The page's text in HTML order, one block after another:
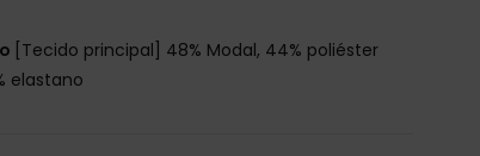
[Tecido principal] 48% Modal, 44% poliéster
elastano